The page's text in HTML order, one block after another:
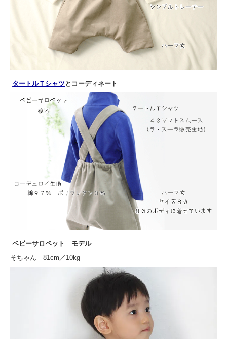
タートルＴシャツ とコーディネート
ベビーサロペット モデル
そちゃん 81cm／10kg